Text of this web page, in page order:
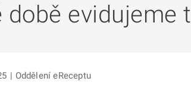
době
| Oddělení eReceptu